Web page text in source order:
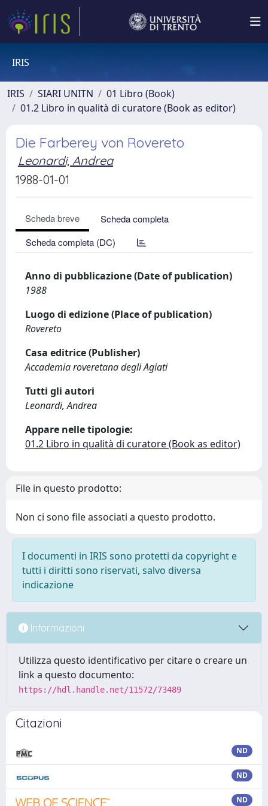
IRIS
IRIS SIARI UNITN
01 Libro (Book)
01.2 Libro in qualità di curatore (Book as editor)
Die Farberey von Rovereto
Leonardi, Andrea
1988-01-01
Scheda breve
Scheda completa
Scheda completa (DC)
Anno di pubblicazione (Date of publication)
1988
Luogo di edizione (Place of publication)
Rovereto
Casa editrice (Publisher)
Accademia roveretana degli Agiati
Tutti gli autori
Leonardi, Andrea
Appare nelle tipologie:
01.2 Libro in qualità di curatore (Book as editor)
File in questo prodotto:
Non ci sono file associati a questo prodotto.
I documenti in IRIS sono protetti da copyright e
tutti i diritti sono riservati, salvo diversa
indicazione
Informazioni
Utilizza questo identificativo per citare o creare un
link a questo documento:
https://hdl.handle.net/11572/73489
Citazioni
ND
ND
ND